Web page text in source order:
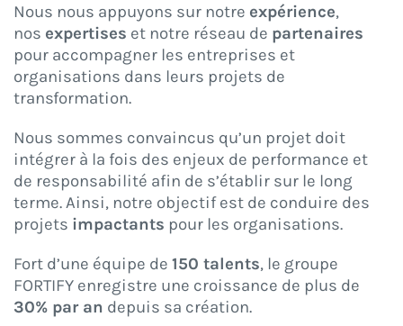
Nous nous appuyons sur notre expérience,
nos expertises et notre réseau de partenaires
pour accompagner les entreprises et
organisations dans leurs projets de
transformation.
Nous sommes convaincus qu’un projet doit
intégrer à la fois des enjeux de performance et
de responsabilité afin de s’établir sur le long
terme. Ainsi, notre objectif est de conduire des
projets impactants pour les organisations.
Fort d’une équipe de 150 talents, le groupe
FORTIFY enregistre une croissance de plus de
30% par an depuis sa création.